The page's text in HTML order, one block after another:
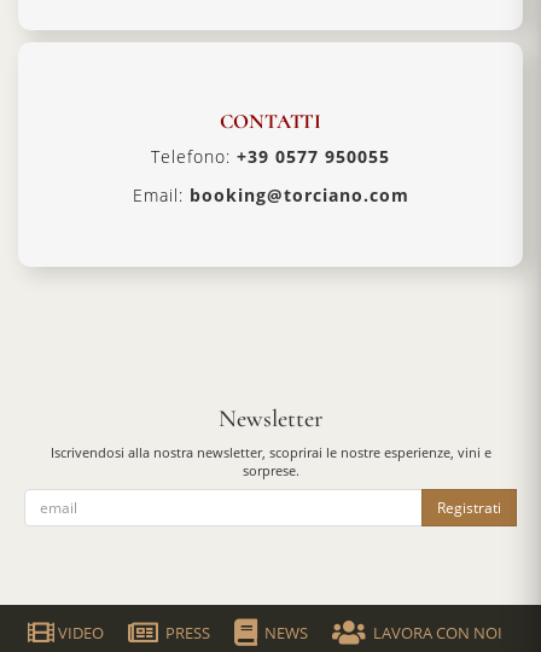
CONTATTI
Telefono: +39 0577 950055
Email: booking@torciano.com
Newsletter
Iscrivendosi alla nostra newsletter, scoprirai le nostre esperienze, vini e
sorprese.
Registrati
VIDEO PRESS NEWS LAVORA CON NOI